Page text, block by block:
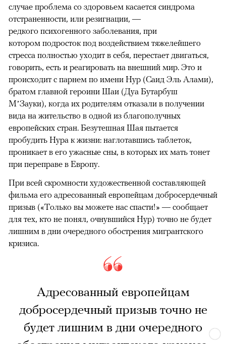
случае проблема со здоровьем касается синдрома
отстраненности, или резигнации, —
редкого психогенного заболевания, при
котором подросток под воздействием тяжелейшего
стресса полностью уходит в себя, перестает двигаться,
говорить, есть и реагировать на внешний мир. Это и
происходит с парнем по имени Нур (Саид Эль Алами),
братом главной героини Шаи (Дуа Бутарбуш
М’Зауки), когда их родителям отказали в получении
вида на жительство в одной из благополучных
европейских стран. Безутешная Шая пытается
пробудить Нура к жизни: наглотавшись таблеток,
проникает в его ужасные сны, в которых их мать тонет
при переправе в Европу.
При всей скромности художественной составляющей
фильма его адресованный европейцам добросердечный
призыв («Только вы можете нас спасти!» — сообщает
для тех, кто не понял, очнувшийся Нур) точно не будет
лишним в дни очередного обострения мигрантского
кризиса.
Адресованный европейцам
добросердечный призыв точно не
будет лишним в дни очередного